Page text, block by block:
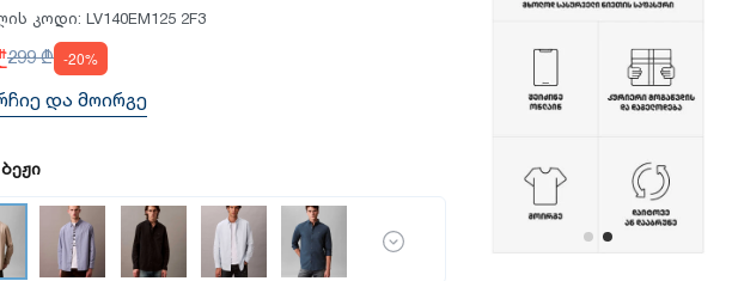
კოდი: LV140EM125 2F3
299 ₾ -20%
და მოირგე
ბეჟი